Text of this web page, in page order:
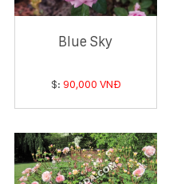
Blue Sky
$: 90,000 VNĐ